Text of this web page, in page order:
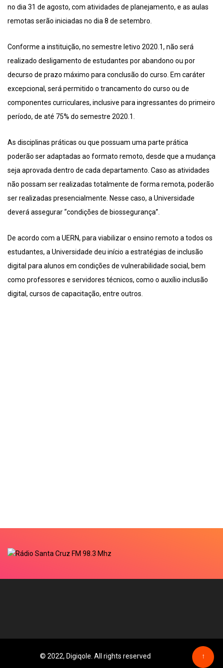
no dia 31 de agosto, com atividades de planejamento, e as aulas
remotas serão iniciadas no dia 8 de setembro.
Conforme a instituição, no semestre letivo 2020.1, não será
realizado desligamento de estudantes por abandono ou por
decurso de prazo máximo para conclusão do curso. Em caráter
excepcional, será permitido o trancamento do curso ou de
componentes curriculares, inclusive para ingressantes do primeiro
período, de até 75% do semestre 2020.1.
As disciplinas práticas ou que possuam uma parte prática
poderão ser adaptadas ao formato remoto, desde que a mudança
seja aprovada dentro de cada departamento. Caso as atividades
não possam ser realizadas totalmente de forma remota, poderão
ser realizadas presencialmente. Nesse caso, a Universidade
deverá assegurar “condições de biossegurança”.
De acordo com a UERN, para viabilizar o ensino remoto a todos os
estudantes, a Universidade deu início a estratégias de inclusão
digital para alunos em condições de vulnerabilidade social, bem
como professores e servidores técnicos, como o auxílio inclusão
digital, cursos de capacitação, entre outros.
© 2022, Digiqole. All rights reserved ↑